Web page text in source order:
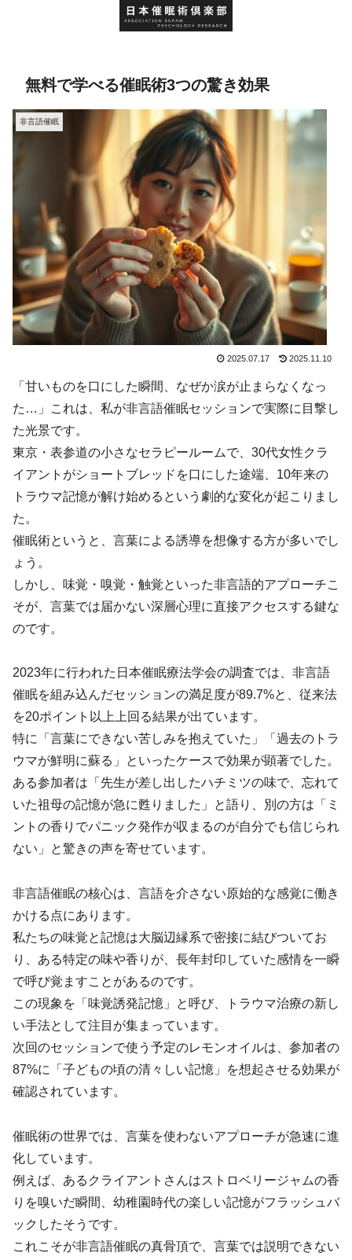
無料で学べる催眠術3つの驚き効果
非言語催眠
2025.07.17 2025.11.10
「甘いものを口にした瞬間、なぜか涙が止まらなくなっ
た…」これは、私が非言語催眠セッションで実際に目撃し
た光景です。
東京・表参道の小さなセラピールームで、30代女性クラ
イアントがショートブレッドを口にした途端、10年来の
トラウマ記憶が解け始めるという劇的な変化が起こりまし
た。
催眠術というと、言葉による誘導を想像する方が多いでし
ょう。
しかし、味覚・嗅覚・触覚といった非言語的アプローチこ
そが、言葉では届かない深層心理に直接アクセスする鍵な
のです。
2023年に行われた日本催眠療法学会の調査では、非言語
催眠を組み込んだセッションの満足度が89.7%と、従来法
を20ポイント以上上回る結果が出ています。
特に「言葉にできない苦しみを抱えていた」「過去のトラ
ウマが鮮明に蘇る」といったケースで効果が顕著でした。
ある参加者は「先生が差し出したハチミツの味で、忘れて
いた祖母の記憶が急に甦りました」と語り、別の方は「ミ
ントの香りでパニック発作が収まるのが自分でも信じられ
ない」と驚きの声を寄せています。
非言語催眠の核心は、言語を介さない原始的な感覚に働き
かける点にあります。
私たちの味覚と記憶は大脳辺縁系で密接に結びついてお
り、ある特定の味や香りが、長年封印していた感情を一瞬
で呼び覚ますことがあるのです。
この現象を「味覚誘発記憶」と呼び、トラウマ治療の新し
い手法として注目が集まっています。
次回のセッションで使う予定のレモンオイルは、参加者の
87%に「子どもの頃の清々しい記憶」を想起させる効果が
確認されています。
催眠術の世界では、言葉を使わないアプローチが急速に進
化しています。
例えば、あるクライアントさんはストロベリージャムの香
りを嗅いだ瞬間、幼稚園時代の楽しい記憶がフラッシュバ
ックしたそうです。
これこそが非言語催眠の真骨頂で、言葉では説明できない